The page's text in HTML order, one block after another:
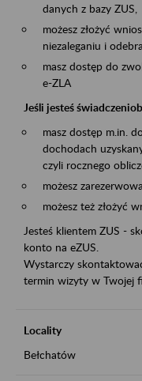
danych z bazy ZUS,
możesz złożyć
niezaleganiu i
masz dostęp do
e-ZLA
Jeśli jesteś
masz dostęp m.in.
dochodach
czyli rocznego
możesz
możesz też złożyć
Jesteś klientem ZUS -
konto na eZUS.
Wystarczy
termin wizyty w Twojej
Locality
Bełchatów